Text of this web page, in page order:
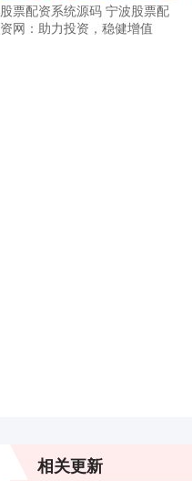
股票配资系统源码 宁波股票配
资网：助力投资，稳健增值
相关更新